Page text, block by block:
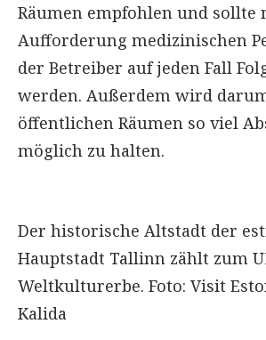
Räumen empfohlen und sollte
Aufforderung medizinischen
der Betreiber auf jeden Fall
werden. Außerdem wird
öffentlichen Räumen so viel
möglich zu halten.
Der historische Altstadt der
Hauptstadt Tallinn zählt zum
Weltkulturerbe. Foto: Visit
Kalida